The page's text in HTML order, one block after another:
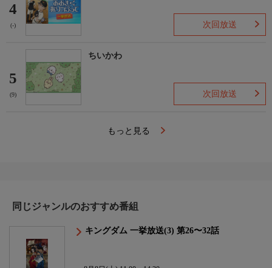
4
(-) 次回放送
5
(9)
ちいかわ
次回放送
もっと見る
同じジャンルのおすすめ番組
キングダム 一挙放送(3) 第26〜32話